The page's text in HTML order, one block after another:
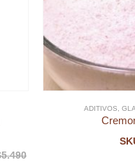
5.490
ADITIVOS